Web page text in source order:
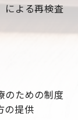
による再検査
のための制度
の提供